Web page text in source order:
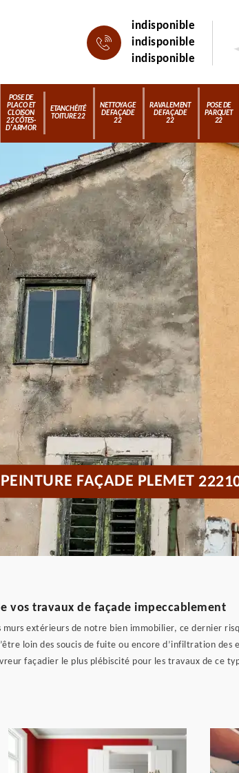
indisponible
indisponible
indisponible
POSE DE
PLACO ET
CLOISON
22 CÔTES-
D'ARMOR
ETANCHÉITÉ
TOITURE 22
NETTOYAGE
DE FAÇADE
22
RAVALEMENT
DE FAÇADE
22
POSE DE
PARQUET
22
FAÇADE PLEMET
vos travaux de façade impeccablement
extérieurs de notre bien immobilier, ce dernier
loin des soucis de fuite ou encore d’infiltration
façadier le plus plébiscité pour les travaux de ce